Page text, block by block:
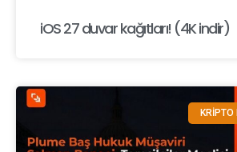
iOS 27 duvar kağıtları! (4K indir)